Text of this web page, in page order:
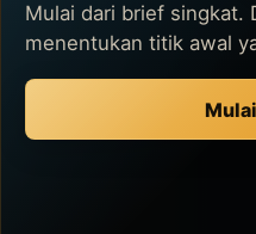
Mulai dari brief singkat.
menentukan titik awal